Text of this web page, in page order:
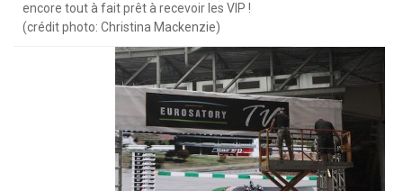
encore tout à fait prêt à recevoir les VIP !
(crédit photo: Christina Mackenzie)